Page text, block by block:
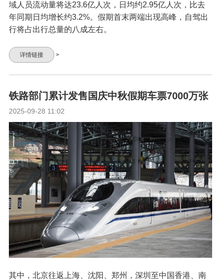
域人员流动量将达23.6亿人次，日均约2.95亿人次，比去
年同期日均增长约3.2%。假期首末两端出现高峰，自驾出
行将占出行总量的八成左右。
详情链接 >
铁路部门累计发售国庆中秋假期车票7000万张
2025-09-28 11:02
其中，北京往返上海、沈阳、郑州，深圳至中国香港、南